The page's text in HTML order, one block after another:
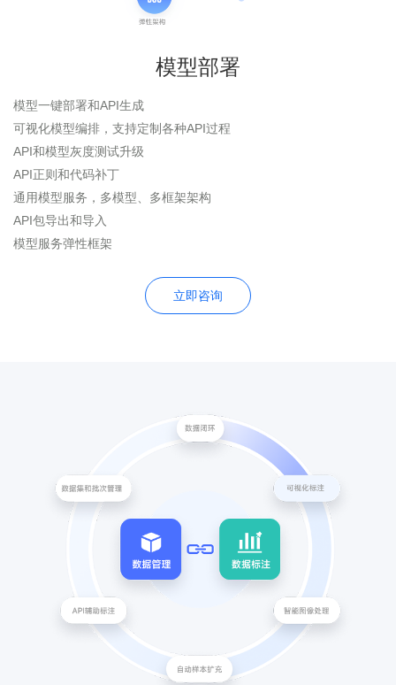
模型部署
模型一键部署和API生成
可视化模型编排，支持定制各种API过程
API和模型灰度测试升级
API正则和代码补丁
通用模型服务，多模型、多框架架构
API包导出和导入
模型服务弹性框架
立即咨询